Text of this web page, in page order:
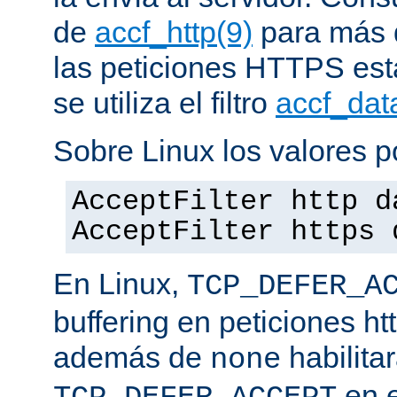
de accf_http(9) para más
las peticiones HTTPS
se utiliza el filtro
Sobre Linux los valores
AcceptFilter http
AcceptFilter https
En Linux,
buffering en peticiones
además de none